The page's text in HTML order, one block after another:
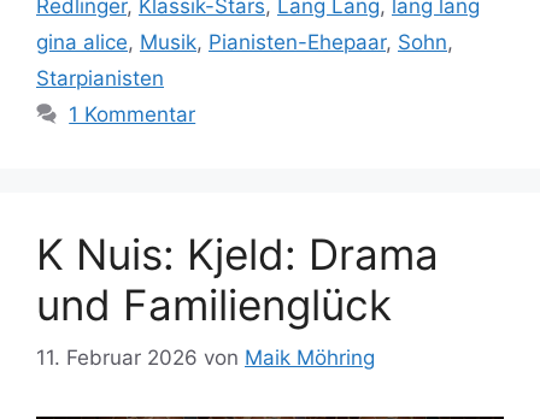
Redlinger, Klassik-Stars, Lang Lang, lang lang
gina alice, Musik, Pianisten-Ehepaar, Sohn,
Starpianisten
1 Kommentar
K Nuis: Kjeld: Drama
und Familienglück
11. Februar 2026 von Maik Möhring